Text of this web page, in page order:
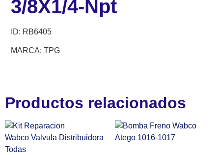
3/8X1/4-Npt
ID: RB6405
MARCA: TPG
Productos relacionados